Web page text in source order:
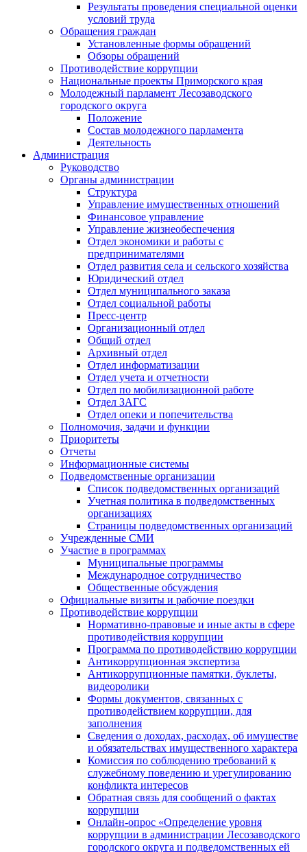
Результаты проведения специальной оценки
условий труда
Обращения граждан
Установленные формы обращений
Обзоры обращений
Противодействие коррупции
Национальные проекты Приморского края
Молодежный парламент Лесозаводского
городского округа
Положение
Состав молодежного парламента
Деятельность
Администрация
Руководство
Органы администрации
Структура
Управление имущественных отношений
Финансовое управление
Управление жизнеобеспечения
Отдел экономики и работы с
предпринимателями
Отдел развития села и сельского хозяйства
Юридический отдел
Отдел муниципального заказа
Отдел социальной работы
Пресс-центр
Организационный отдел
Общий отдел
Архивный отдел
Отдел информатизации
Отдел учета и отчетности
Отдел по мобилизационной работе
Отдел ЗАГС
Отдел опеки и попечительства
Полномочия, задачи и функции
Приоритеты
Отчеты
Информационные системы
Подведомственные организации
Список подведомственных организаций
Учетная политика в подведомственных
организациях
Страницы подведомственных организаций
Учрежденные СМИ
Участие в программах
Муниципальные программы
Международное сотрудничество
Общественные обсуждения
Официальные визиты и рабочие поездки
Противодействие коррупции
Нормативно-правовые и иные акты в сфере
противодействия коррупции
Программа по противодействию коррупции
Антикоррупционная экспертиза
Антикоррупционные памятки, буклеты,
видеоролики
Формы документов, связанных с
противодействием коррупции, для
заполнения
Сведения о доходах, расходах, об имуществе
и обязательствах имущественного характера
Комиссия по соблюдению требований к
служебному поведению и урегулированию
конфликта интересов
Обратная связь для сообщений о фактах
коррупции
Онлайн-опрос «Определение уровня
коррупции в администрации Лесозаводского
городского округа и подведомственных ей